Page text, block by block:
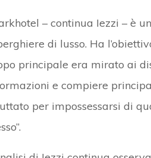
– continua Iezzi – è
di lusso. Ha
principale era mirato ai
e compiere
per impossessarsi di